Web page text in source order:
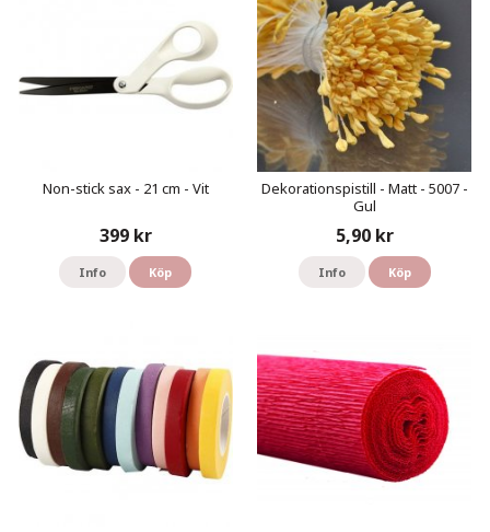
Non-stick sax - 21 cm - Vit
399 kr
Info Köp
Dekorationspistill - Matt - 5007 -
Gul
5,90 kr
Info Köp